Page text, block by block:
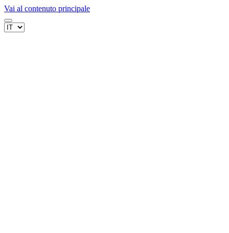
Vai al contenuto principale